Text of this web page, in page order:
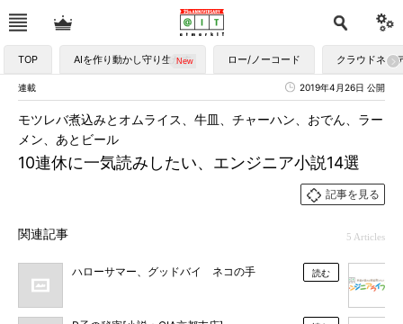
TOP AIを作り動かし守り生かす ロー/ノーコード クラウドネイ
連載 2019年4月26日 公開
10連休に一気読みしたい、エンジニア小説14選
モツレバ煮込みとオムライス、牛皿、チャーハン、おでん、ラー
メン、あとビール
記事を見る
関連記事 5 Articles
ハローサマー、グッドバイ ネコの手 読む